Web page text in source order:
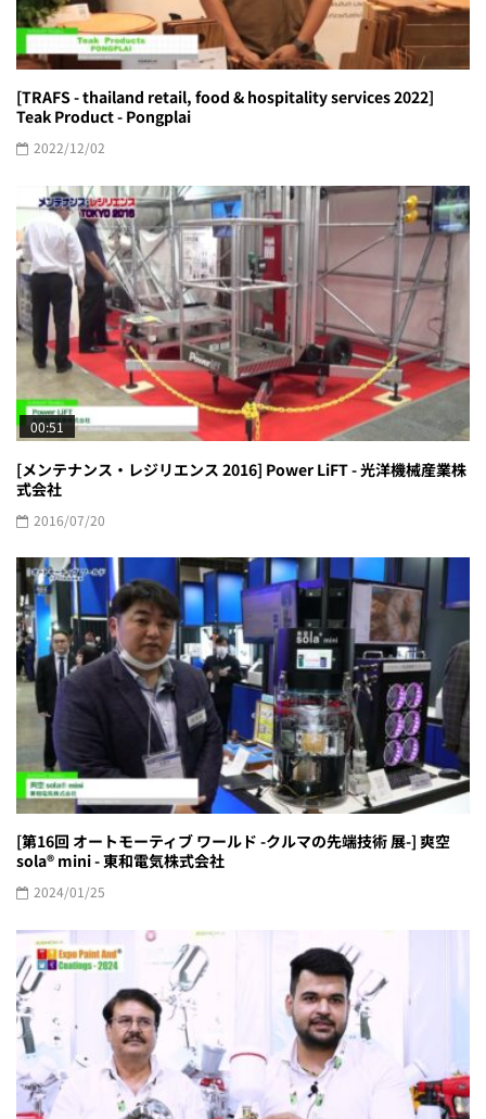
[TRAFS - thailand retail, food & hospitality services 2022]
Teak Product - Pongplai
2022/12/02
00:51
[メンテナンス・レジリエンス 2016] Power LiFT - 光洋機械産業株
式会社
2016/07/20
[第16回 オートモーティブ ワールド -クルマの先端技術 展-] 爽空
sola® mini - 東和電気株式会社
2024/01/25